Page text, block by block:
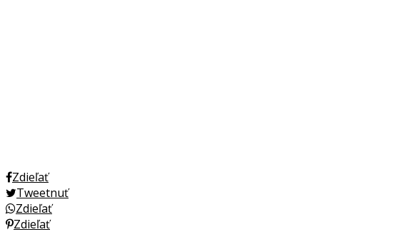
Zdieľať
Tweetnuť
Zdieľať
Zdieľať